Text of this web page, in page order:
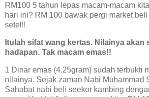
RM100 5 tahun lepas macam-macam
hari ini? RM 100 bawak pergi market
setel!!
Itulah sifat wang kertas. Nilainya akan
hadapan. Tak macam emas!!
1 Dinar emas (4.25gram) sudah terbukti
nilainya. Sejak zaman Nabi Muhammad
Sahabat nabi beli seekor kambing